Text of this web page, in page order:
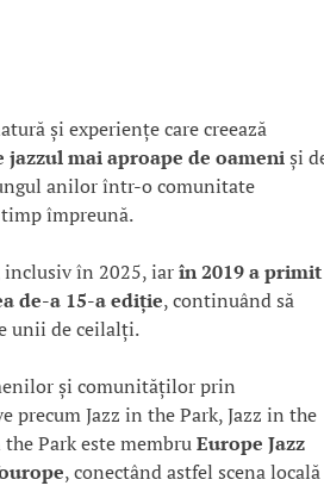
și experiențe care creează
mai aproape de oameniși
anilor într-o comunitate
împreună.
inclusiv în 2025, iarîn 2019 a primit
de-a 15-a ediție, continuând să
unii de ceilalți.
și comunităților prin
Jazz in the Park, Jazz in the
Park este membruEurope Jazz
, conectând astfel scena locală